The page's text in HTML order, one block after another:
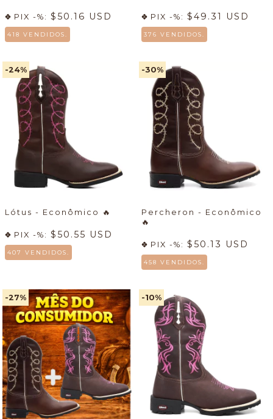
PIX -%: $50.16 USD
418 VENDIDOS.
PIX -%: $49.31 USD
376 VENDIDOS.
-24%
Lótus - Econômico 🔥
PIX -%: $50.55 USD
407 VENDIDOS.
-30%
Percheron - Econômico
🔥
PIX -%: $50.13 USD
458 VENDIDOS.
-27% -10%